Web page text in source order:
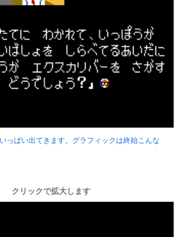
っぱい出てきます。グラフィックは終始こんな
クリックで拡大します